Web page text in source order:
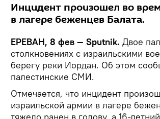
Инцидент произошел во
в лагере беженцев Балата.
ЕРЕВАН, 8 фев — Sputnik. Двое
столкновениях с израильскими
берегу реки Иордан. Об этом
палестинские СМИ.
Отмечается, что инцидент
израильской армии в лагере